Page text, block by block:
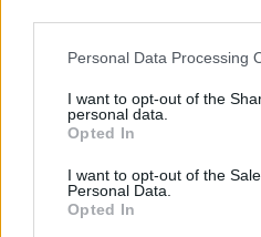
Personal Data Processing
I want to opt-out of the
personal data.
Opted In
I want to opt-out of the
Personal Data.
Opted In
Majka életveszélyes
lemondta a
jelentette be.